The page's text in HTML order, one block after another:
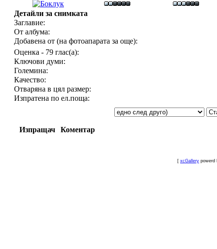
Детайли за снимката
Заглавие:
От албума:
Добавена от (на фотоапарата за още):
Оценка - 79 глас(а):
Ключови думи:
Големина:
Качество:
Отваряна в цял размер:
Изпратена по ел.поща:
Изпращач Коментар
[ xcGallery